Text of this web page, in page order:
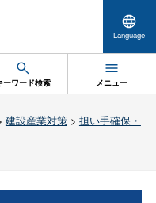
Language
ーワード検索 メニュー
建設産業対策> 担い手確保・